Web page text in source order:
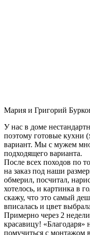
Мария и Григорий
У нас в доме
поэтому готовые кухни
вариант. Мы с мужем
подходящего варианта.
После всех походов по
на заказ под наши
обмерил, посчитал,
хотелось, и картинка в
скажу, что это самый
вписалась и цвет
Примерно через 2
красавицу!
помучиться с монтажом